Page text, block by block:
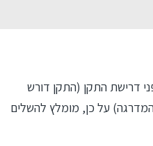
דרישת התקן (התקן דורש
הקדמי של המדרגה) על כן, מומלץ להשלים